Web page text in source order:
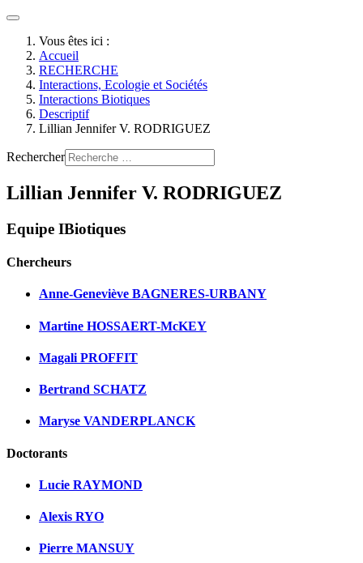
Vous êtes ici :
Accueil
RECHERCHE
Interactions, Ecologie et Sociétés
Interactions Biotiques
Descriptif
Lillian Jennifer V. RODRIGUEZ
Rechercher
Lillian Jennifer V. RODRIGUEZ
Equipe IBiotiques
Chercheurs
Anne-Geneviève BAGNERES-URBANY
Martine HOSSAERT-McKEY
Magali PROFFIT
Bertrand SCHATZ
Maryse VANDERPLANCK
Doctorants
Lucie RAYMOND
Alexis RYO
Pierre MANSUY